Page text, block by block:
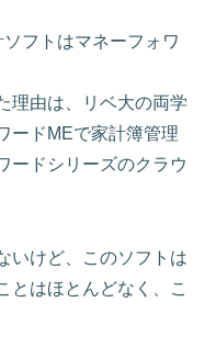
フトはマネーフォワ
理由は、リベ大の両学
ードMEで家計簿管理
ードシリーズのクラウ
いけど、このソフトは
とはほとんどなく、こ